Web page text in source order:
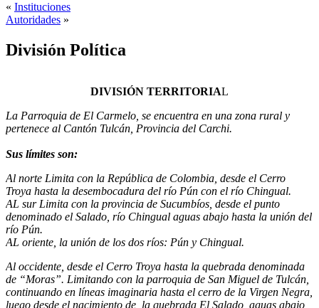
« Instituciones
Autoridades »
División Política
DIVISIÓN TERRITORIAL
La Parroquia de El Carmelo, se encuentra en una zona rural y
pertenece al Cantón Tulcán, Provincia del Carchi.
Sus límites son:
Al norte Limita con la República de Colombia, desde el Cerro
Troya hasta la desembocadura del río Pún con el río Chingual.
AL sur Limita con la provincia de Sucumbíos, desde el punto
denominado el Salado, río Chingual aguas abajo hasta la unión del
río Pún.
AL oriente, la unión de los dos ríos: Pún y Chingual.
Al occidente, desde el Cerro Troya hasta la quebrada denominada
de “Moras”. Limitando con la parroquia de San Miguel de Tulcán,
continuando en líneas imaginaria hasta el cerro de la Virgen Negra,
luego desde el nacimiento de la quebrada El Salado, aguas abajo